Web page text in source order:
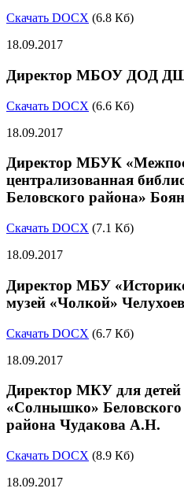
Скачать DOCX (6.8 Кб)
18.09.2017
Директор МБОУ ДОД
Скачать DOCX (6.6 Кб)
18.09.2017
Директор МБУК
централизованная
Беловского района»
Скачать DOCX (7.1 Кб)
18.09.2017
Директор МБУ
музей «Чолкой»
Скачать DOCX (6.7 Кб)
18.09.2017
Директор МКУ для детей
«Солнышко»
района Чудакова А.Н.
Скачать DOCX (8.9 Кб)
18.09.2017